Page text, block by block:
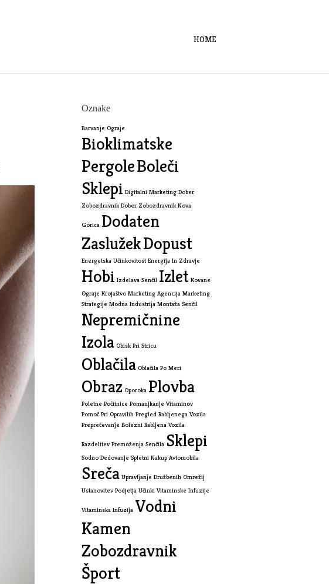
HOME
Oznake
Barvanje Ograje
Bioklimatske
PergoleBoleči
Sklepi Digitalni Marketing Dober
Zobozdravnik Dober Zobozdravnik Nova
Gorica Dodaten
ZaslužekDopust
Energetska Učinkovitost Energija In Zdravje
Hobi Izdelava Senčil Izlet Kovane
Ograje Krojaštvo Marketing Agencija Marketing
Strategije Modna Industrija Montaža Senčil
Nepremičnine
Izola Obisk Pri Stricu
Oblačila Oblačila Po Meri
Obraz Oporoka Plovba
Poletne Počitnice Pomanjkanje Vitaminov
Pomoč Pri Opravilih Pregled Rabljenega Vozila
Preprečevanje Bolezni Rabljena Vozila
Razdelitev Premoženja Senčila Sklepi
Sodno Dedovanje Spletni Nakup Avtomobila
Sreča Upravljanje Družbenih Omrežij
Ustanovitev Podjetja Učinki Vitaminske Infuzije
Vitaminska Infuzija Vodni
Kamen
Zobozdravnik
Šport